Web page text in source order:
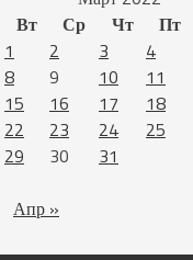
Вт Ср Чт Пт
1
2 3 4
8 9 10 11
15 16 17 18
22 23 24 25
29 30
31
Апр »